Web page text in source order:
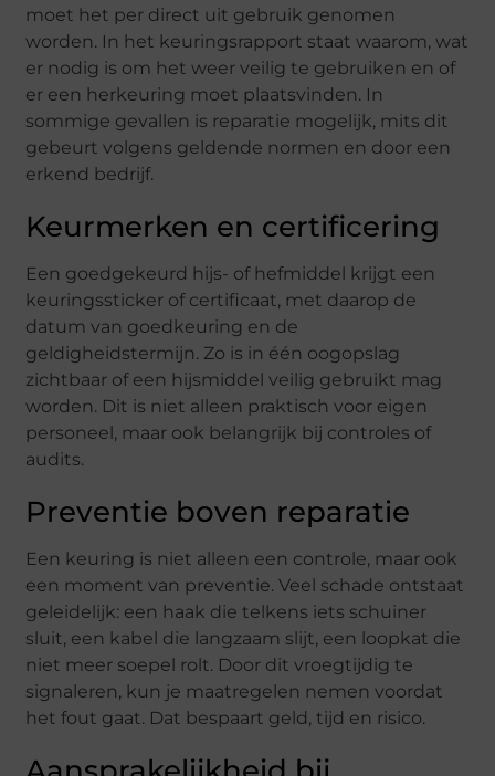
moet het per direct uit gebruik genomen
worden. In het keuringsrapport staat waarom, wat
er nodig is om het weer veilig te gebruiken en of
er een herkeuring moet plaatsvinden. In
sommige gevallen is reparatie mogelijk, mits dit
gebeurt volgens geldende normen en door een
erkend bedrijf.
Keurmerken en certificering
Een goedgekeurd hijs- of hefmiddel krijgt een
keuringssticker of certificaat, met daarop de
datum van goedkeuring en de
geldigheidstermijn. Zo is in één oogopslag
zichtbaar of een hijsmiddel veilig gebruikt mag
worden. Dit is niet alleen praktisch voor eigen
personeel, maar ook belangrijk bij controles of
audits.
Preventie boven reparatie
Een keuring is niet alleen een controle, maar ook
een moment van preventie. Veel schade ontstaat
geleidelijk: een haak die telkens iets schuiner
sluit, een kabel die langzaam slijt, een loopkat die
niet meer soepel rolt. Door dit vroegtijdig te
signaleren, kun je maatregelen nemen voordat
het fout gaat. Dat bespaart geld, tijd en risico.